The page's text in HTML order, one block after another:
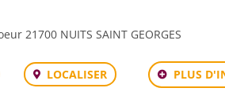
21700 NUITS SAINT GEORGES
LOCALISER PLUS